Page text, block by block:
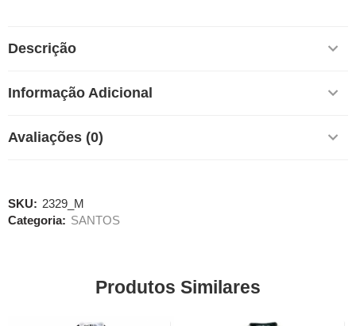
Descrição
Informação Adicional
Avaliações (0)
SKU: 2329_M
Categoria: SANTOS
Produtos Similares